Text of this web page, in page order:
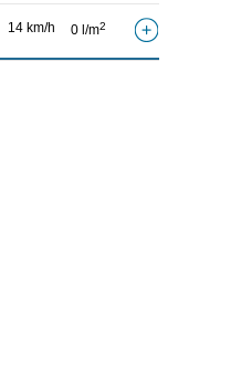
14 km/h 0 l/m2